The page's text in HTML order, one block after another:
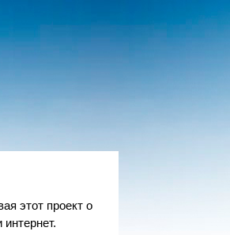
этот проект о